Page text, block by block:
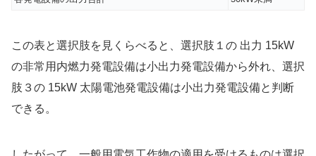
この表と選択肢を見くらべると、選択肢１の 出力 15kW
の非常用内燃力発電設備は小出力発電設備から外れ、選択
肢３の 15kW 太陽電池発電設備は小出力発電設備と判断
できる。